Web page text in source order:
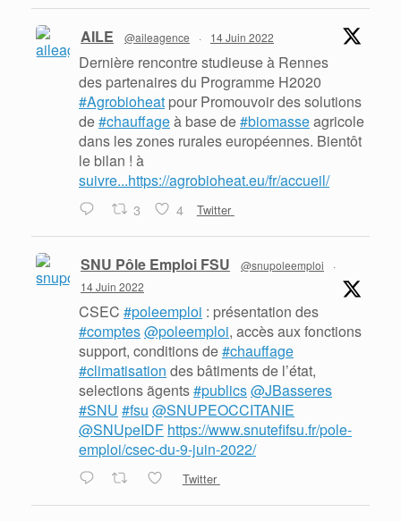
AILE @aileagence · 14 Juin 2022
Dernière rencontre studieuse à Rennes
des partenaires du Programme H2020
#Agrobioheat pour Promouvoir des solutions
de#chauffageà base de#biomasseagricole
dans les zones rurales européennes. Bientôt
le bilan ! à
suivre...https://agrobioheat.eu/fr/accueil/
3 4 Twitter
SNU Pôle Emploi FSU @snupoleemploi
·
14 Juin 2022
CSEC #poleemploi : présentation des
#comptes@poleemploi, accès aux fonctions
support, conditions de#chauffage
#climatisation des bâtiments de l’état,
selections ãgents#publics@JBasseres
#SNU #fsu @SNUPEOCCITANIE
@SNUpeIDF https://www.snutefifsu.fr/pole-
emploi/csec-du-9-juin-2022/
Twitter